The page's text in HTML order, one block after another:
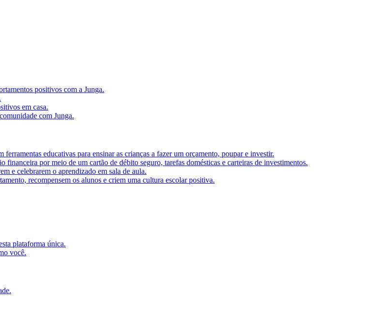
positivos com a Junga.
em casa.
com Junga.
educativas para ensinar as crianças a fazer um orçamento, poupar e investir.
por meio de um cartão de débito seguro, tarefas domésticas e carteiras de investimentos.
e celebrarem o aprendizado em sala de aula.
recompensem os alunos e criem uma cultura escolar positiva.
plataforma única.
você.